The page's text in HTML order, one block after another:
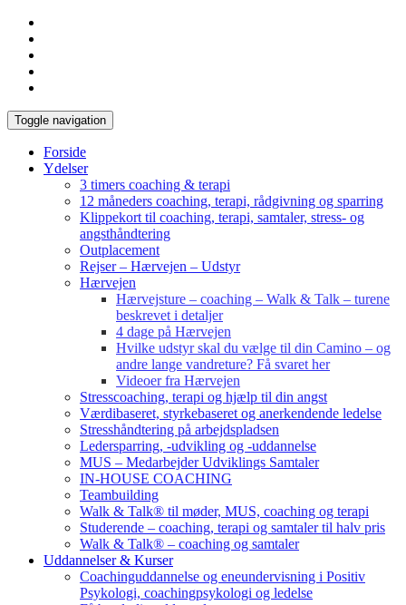
Toggle navigation
Forside
Ydelser
3 timers coaching & terapi
12 måneders coaching, terapi, rådgivning og sparring
Klippekort til coaching, terapi, samtaler, stress- og
angsthåndtering
Outplacement
Rejser – Hærvejen – Udstyr
Hærvejen
Hærvejsture – coaching – Walk & Talk – turene
beskrevet i detaljer
4 dage på Hærvejen
Hvilke udstyr skal du vælge til din Camino – og
andre lange vandreture? Få svaret her
Videoer fra Hærvejen
Stresscoaching, terapi og hjælp til din angst
Værdibaseret, styrkebaseret og anerkendende ledelse
Stresshåndtering på arbejdspladsen
Ledersparring, -udvikling og -uddannelse
MUS – Medarbejder Udviklings Samtaler
IN-HOUSE COACHING
Teambuilding
Walk & Talk® til møder, MUS, coaching og terapi
Studerende – coaching, terapi og samtaler til halv pris
Walk & Talk® – coaching og samtaler
Uddannelser & Kurser
Coachinguddannelse og eneundervisning i Positiv
Psykologi, coachingpsykologi og ledelse